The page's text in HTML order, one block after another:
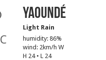
C
Yaoundé
Light Rain
humidity: 86%
wind: 2km/h W
H 24 • L 24